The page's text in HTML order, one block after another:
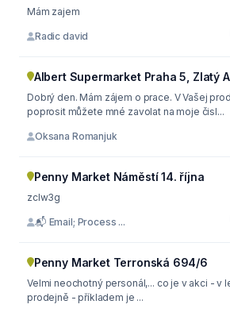
Mám zajem
Radic david
Albert Supermarket Praha 5, Zlatý
Dobrý den. Mám zájem o prace. V Vašej
poprosit můžete mné zavolat na moje čisl...
Oksana Romanjuk
Penny Market Náměstí 14. října
zclw3g
📬 Email; Process ...
Penny Market Terronská 694/6
Velmi neochotný personál,... co je v akci - v letáku - není většinou na
prodejně - příkladem je ...